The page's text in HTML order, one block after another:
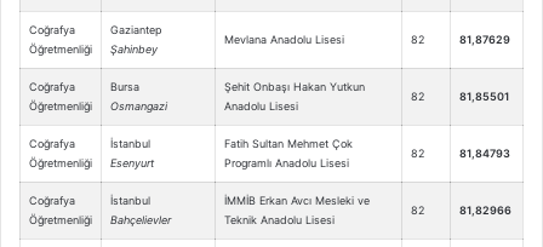
Coğrafya
Öğretmenliği
Gaziantep
Şahinbey
Mevlana Anadolu Lisesi 82 81,87629
Coğrafya
Öğretmenliği
Bursa
Osmangazi
Şehit Onbaşı Hakan Yutkun
Anadolu Lisesi
82 81,85501
Coğrafya
Öğretmenliği
İstanbul
Esenyurt
Fatih Sultan Mehmet Çok
Programlı Anadolu Lisesi
82 81,84793
Coğrafya
Öğretmenliği
İstanbul
Bahçelievler
İMMİB Erkan Avcı Mesleki ve
Teknik Anadolu Lisesi
82 81,82966